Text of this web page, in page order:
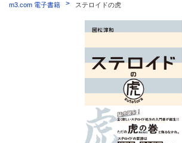
m3.com 電子書籍 ステロイドの虎